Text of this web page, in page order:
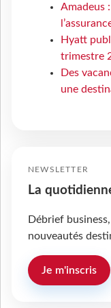
Amadeus
Hyatt
trimestre
Des
une
NEWSLETTER
La
Débrief
nouveautés
Je m'inscris